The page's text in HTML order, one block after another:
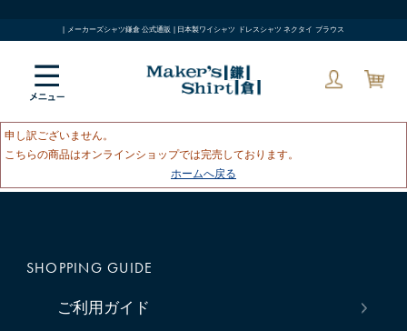
| メーカーズシャツ鎌倉 公式通販 | 日本製ワイシャツ ドレスシャツ ネクタイ ブラウス
申し訳ございません。
こちらの商品はオンラインショップでは完売しております。
ホームへ戻る
SHOPPING GUIDE
ご利用ガイド